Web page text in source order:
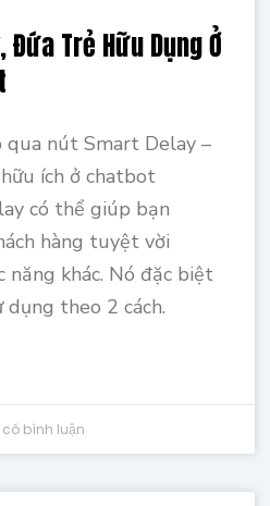
Trẻ Hữu Dụng Ở
nút Smart Delay –
ích ở chatbot
có thể giúp bạn
hàng tuyệt vời
năng khác. Nó đặc biệt
theo 2 cách.
bình luận